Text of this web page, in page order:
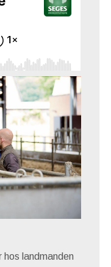
hos landmanden